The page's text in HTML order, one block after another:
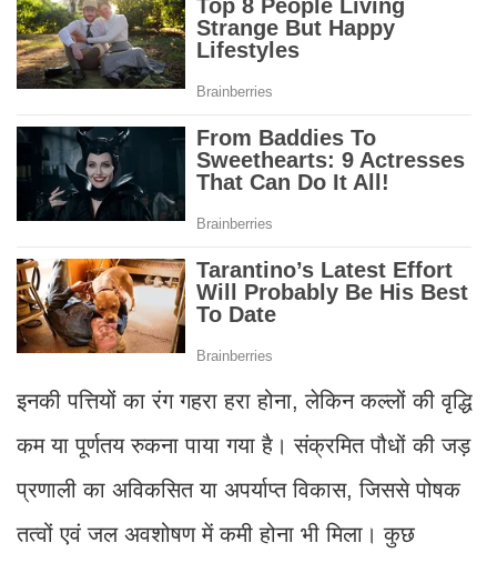
इनकी पत्तियों का रंग गहरा हरा होना, लेकिन कल्लों की वृद्धि
कम या पूर्णतय रुकना पाया गया है। संक्रमित पौधों की जड़
प्रणाली का अविकसित या अपर्याप्त विकास, जिससे पोषक
तत्वों एवं जल अवशोषण में कमी होना भी मिला। कुछ